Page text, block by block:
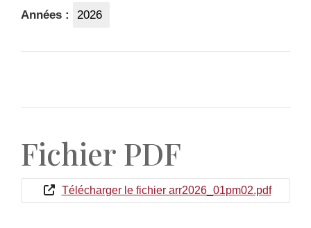
Années : 2026
Fichier PDF
Télécharger le fichier arr2026_01pm02.pdf